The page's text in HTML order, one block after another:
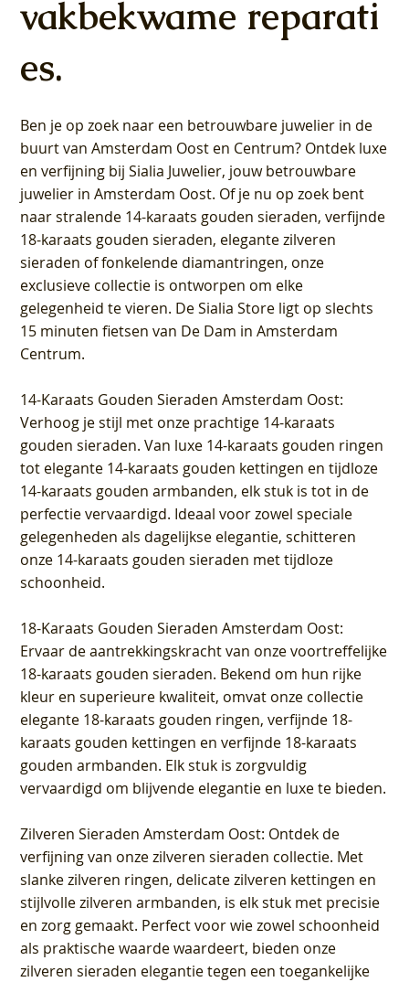
vakbekwame reparati
es.
Ben je op zoek naar een betrouwbare juwelier in de
buurt van Amsterdam Oost en Centrum? Ontdek luxe
en verfijning bij Sialia Juwelier, jouw betrouwbare
juwelier in Amsterdam Oost. Of je nu op zoek bent
naar stralende 14-karaats gouden sieraden, verfijnde
18-karaats gouden sieraden, elegante zilveren
sieraden of fonkelende diamantringen, onze
exclusieve collectie is ontworpen om elke
gelegenheid te vieren. De Sialia Store ligt op slechts
15 minuten fietsen van De Dam in Amsterdam
Centrum.
14-Karaats Gouden Sieraden Amsterdam Oost:
Verhoog je stijl met onze prachtige 14-karaats
gouden sieraden. Van luxe 14-karaats gouden ringen
tot elegante 14-karaats gouden kettingen en tijdloze
14-karaats gouden armbanden, elk stuk is tot in de
perfectie vervaardigd. Ideaal voor zowel speciale
gelegenheden als dagelijkse elegantie, schitteren
onze 14-karaats gouden sieraden met tijdloze
schoonheid.
18-Karaats Gouden Sieraden Amsterdam Oost:
Ervaar de aantrekkingskracht van onze voortreffelijke
18-karaats gouden sieraden. Bekend om hun rijke
kleur en superieure kwaliteit, omvat onze collectie
elegante 18-karaats gouden ringen, verfijnde 18-
karaats gouden kettingen en verfijnde 18-karaats
gouden armbanden. Elk stuk is zorgvuldig
vervaardigd om blijvende elegantie en luxe te bieden.
Zilveren Sieraden Amsterdam Oost: Ontdek de
verfijning van onze zilveren sieraden collectie. Met
slanke zilveren ringen, delicate zilveren kettingen en
stijlvolle zilveren armbanden, is elk stuk met precisie
en zorg gemaakt. Perfect voor wie zowel schoonheid
als praktische waarde waardeert, bieden onze
zilveren sieraden elegantie tegen een toegankelijke